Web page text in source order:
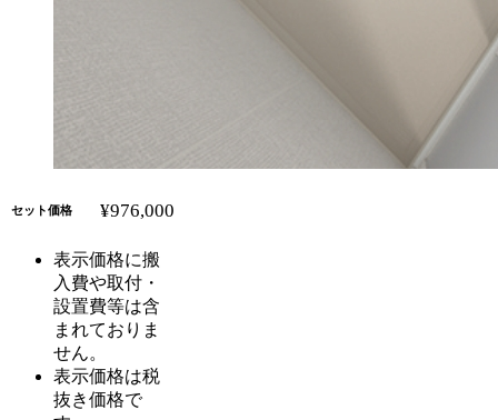
セット価格 ¥976,000
表示価格に搬
入費や取付・
設置費等は含
まれておりま
せん。
表示価格は税
抜き価格で